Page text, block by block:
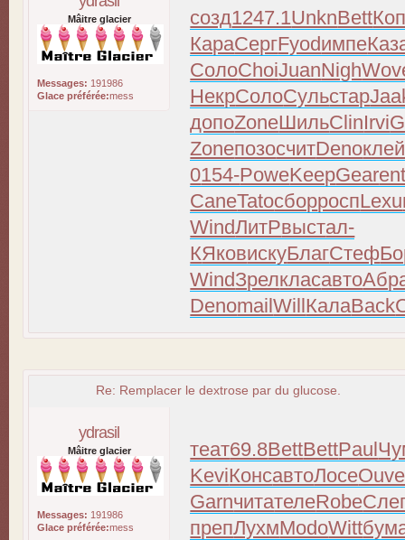
Mâitre glacier
Messages: 191986
Glace préférée:mess
созд1247.1UnknBett
КараСергFyodимпе
СолоChoiJuanNigh
НекрСолоСульстар
допоZoneШильClinIrvi
ZoneпозосчитDenoклей
0154-PoweKeepGear
CaneTatoсборроспLexu
WindЛитРвыстал-
КЯковискуБлагСтеф
WindЗрелкласавто
DenomailWillКалаBack
Re: Remplacer le dextrose par du glucose.
ydrasil
Mâitre glacier
Messages: 191986
Glace préférée:mess
теат69.8BettBettPaul
KeviКонсавтоЛосеOuve
GarnчитателеRobe
препЛухмModoWitt